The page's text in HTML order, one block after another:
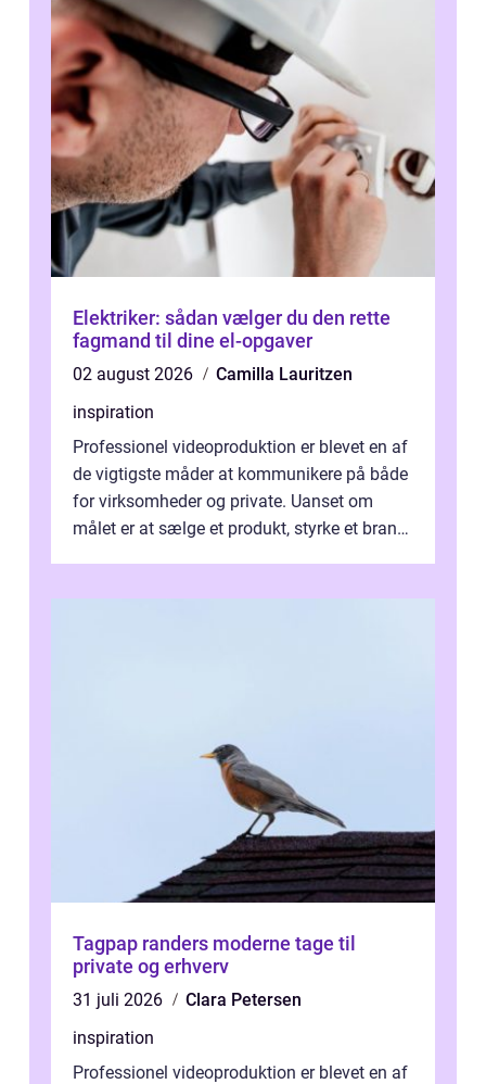
Elektriker: sådan vælger du den rette
fagmand til dine el-opgaver
02 august 2026
Camilla Lauritzen
inspiration
Professionel videoproduktion er blevet en af
de vigtigste måder at kommunikere på både
for virksomheder og private. Uanset om
målet er at sælge et produkt, styrke et brand,
Tagpap randers moderne tage til
private og erhverv
31 juli 2026
Clara Petersen
inspiration
Professionel videoproduktion er blevet en af